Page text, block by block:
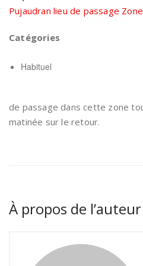
Pujaudran lieu de passage
Catégories
Habituel
de passage dans cette zone
matinée sur le retour.
À propos de l’auteur